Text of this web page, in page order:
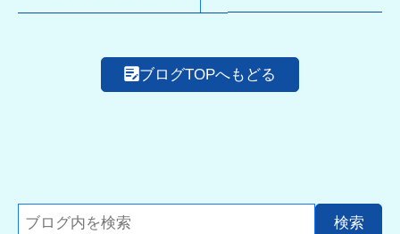
ブログTOPへもどる